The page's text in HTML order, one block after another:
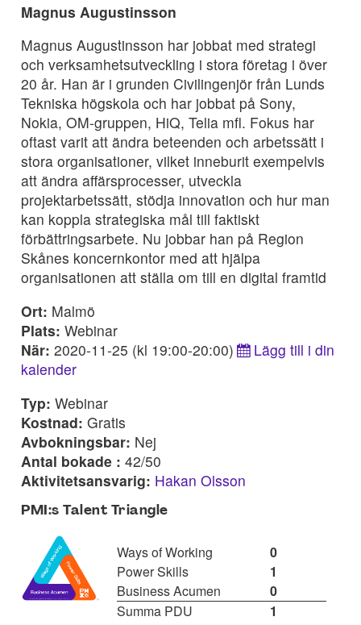
Magnus Augustinsson
Magnus Augustinsson har jobbat med strategi
och verksamhetsutveckling i stora företag i över
20 år. Han är i grunden Civilingenjör från Lunds
Tekniska högskola och har jobbat på Sony,
Nokia, OM-gruppen, HiQ, Telia mfl. Fokus har
oftast varit att ändra beteenden och arbetssätt i
stora organisationer, vilket inneburit exempelvis
att ändra affärsprocesser, utveckla
projektarbetssätt, stödja innovation och hur man
kan koppla strategiska mål till faktiskt
förbättringsarbete. Nu jobbar han på Region
Skånes koncernkontor med att hjälpa
organisationen att ställa om till en digital framtid
Ort: Malmö
Plats: Webinar
När: 2020-11-25 (kl 19:00-20:00)
Lägg till i din
kalender
Typ: Webinar
Kostnad: Gratis
Avbokningsbar: Nej
Antal bokade : 42/50
Aktivitetsansvarig: Hakan Olsson
PMI:s Talent Triangle
Ways of Working
0
Power Skills
1
Business Acumen
0
Summa PDU
1